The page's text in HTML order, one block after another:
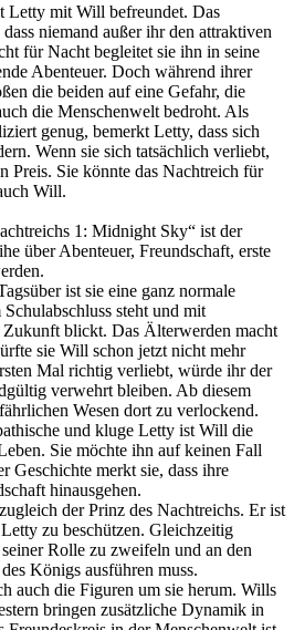
Letty mit Will befreundet. Das
niemand außer ihr den attraktiven
für Nacht begleitet sie ihn in seine
Abenteuer. Doch während ihrer
die beiden auf eine Gefahr, die
die Menschenwelt bedroht. Als
genug, bemerkt Letty, dass sich
Wenn sie sich tatsächlich verliebt,
Preis. Sie könnte das Nachtreich für
Will.
1: Midnight Sky“ ist der
über Abenteuer, Freundschaft, erste
ist sie eine ganz normale
steht und mit
blickt. Das Älterwerden macht
sie Will schon jetzt nicht mehr
Mal richtig verliebt, würde ihr der
verwehrt bleiben. Ab diesem
Wesen dort zu verlockend.
und kluge Letty ist Will die
Sie möchte ihn auf keinen Fall
Geschichte merkt sie, dass ihre
hinausgehen.
der Prinz des Nachtreichs. Er ist
zu beschützen. Gleichzeitig
Rolle zu zweifeln und an den
Königs ausführen muss.
auch die Figuren um sie herum. Wills
bringen zusätzliche Dynamik in